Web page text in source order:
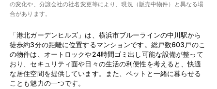
の変化や、分譲会社の社名変更等により、現況（販売中物件）と異なる場
合があります。
「港北ガーデンヒルズ」は、横浜市ブルーラインの中川駅から
徒歩約3分の距離に位置するマンションです。総戸数603戸のこ
の物件は、オートロックや24時間ゴミ出し可能な設備が整って
おり、セキュリティ面や日々の生活の利便性を考えると、快適
な居住空間を提供しています。また、ペットと一緒に暮らせる
ことも魅力の一つです。